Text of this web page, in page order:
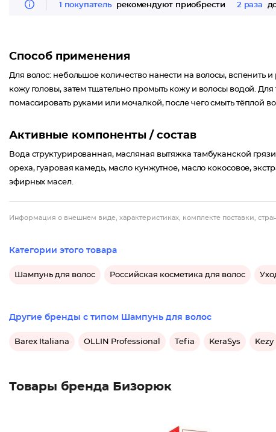
1 покупатель рекомендуют приобрести 2 раза
Способ применения
Для волос: небольшое количество нанести на волосы, вспенить
кожу головы, затем тщательно промыть кожу и волосы водой.
помассировать руками или мочалкой, после чего смыть тёплой
Активные компоненты / состав
Вода структурированная, масляная вытяжка тамбуканской
ореха, гуаровая камедь, масло кунжутное, масло кокосовое,
эфирных масел.
Информация о внешнем виде, характеристиках, комплекте поставки,
Категории этого товара
Шампунь для волос Российская косметика для волос
Другие бренды с типом Шампунь для волос
Barex Italiana OLLIN Professional Tefia KeraSys Kezy
Товары бренда Бизорюк